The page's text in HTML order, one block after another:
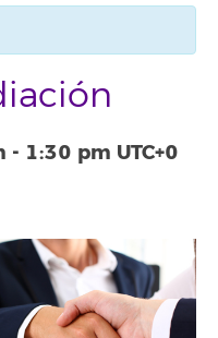
- 1:30 pm UTC+0